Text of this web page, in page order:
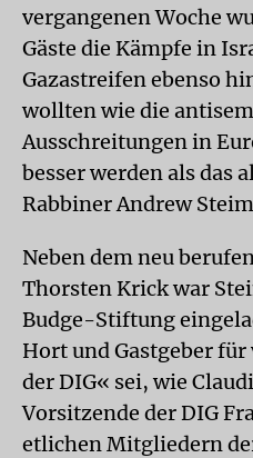
vergangenen Woche
Gäste die Kämpfe in
Gazastreifen ebenso
wollten wie die
Ausschreitungen in
besser werden als das
Rabbiner Andrew
Neben dem neu
Thorsten Krick war
Budge-Stiftung
Hort und Gastgeber
der DIG« sei, wie
Vorsitzende der DIG
etlichen Mitgliedern